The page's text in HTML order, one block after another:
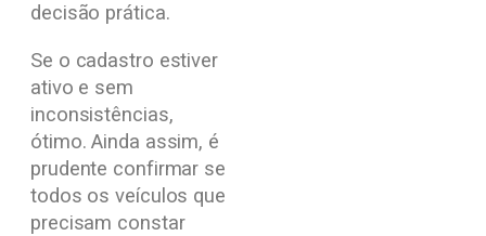
decisão prática.
Se o cadastro estiver
ativo e sem
inconsistências,
ótimo. Ainda assim, é
prudente confirmar se
todos os veículos que
precisam constar